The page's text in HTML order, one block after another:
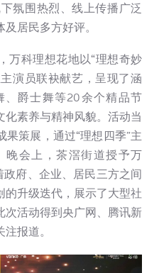
氛围热烈、线上传播广泛
居民多方好评。
万科理想花地以“理想奇妙
演员联袂献艺，呈现了涵
爵士舞等20余个精品节
化素养与精神风貌。活动当
策展，通过“理想四季”主
晚会上，茶滘街道授予万
政府、企业、居民三方之间
的升级迭代，展示了大型社
次活动得到央广网、腾讯新
报道。